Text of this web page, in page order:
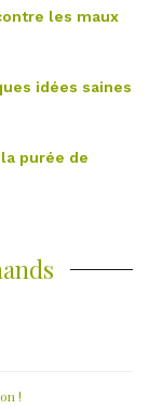
les maux
idées saines
purée de
!